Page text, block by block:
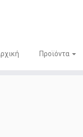
Προϊόντα